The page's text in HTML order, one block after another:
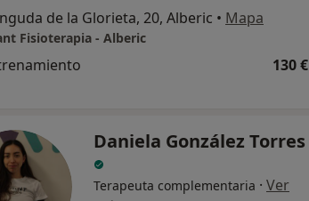
de la Glorieta, 20, Alberic • Mapa
Fisioterapia - Alberic
130 €
Daniela González Torres
Terapeuta complementaria · Ver